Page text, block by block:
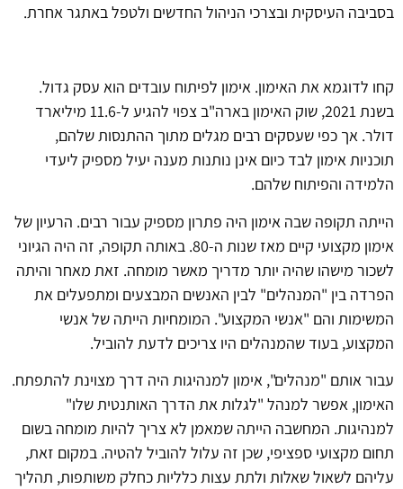
בסביבה העיסקית ובצרכי הניהול החדשים ולטפל באתגר אחרת.
קחו לדוגמא את האימון. אימון לפיתוח עובדים הוא עסק גדול.
בשנת 2021, שוק האימון בארה"ב צפוי להגיע ל-11.6 מיליארד
דולר. אך כפי שעסקים רבים מגלים מתוך ההתנסות שלהם,
תוכניות אימון לבד כיום אינן נותנות מענה יעיל מספיק ליעדי
הלמידה והפיתוח שלהם.
הייתה תקופה שבה אימון היה פתרון מספיק עבור רבים. הרעיון של
אימון מקצועי קיים מאז שנות ה-80. באותה תקופה, זה היה הגיוני
לשכור מישהו שהיה יותר מדריך מאשר מומחה. זאת מאחר והיתה
הפרדה בין "המנהלים" לבין האנשים המבצעים ומתפעלים את
המשימות והם "אנשי המקצוע". המומחיות הייתה של אנשי
המקצוע, בעוד שהמנהלים היו צריכים לדעת להוביל.
עבור אותם "מנהלים", אימון למנהיגות היה דרך מצוינת להתפתח.
האימון, אפשר למנהל "לגלות את הדרך האותנטית שלו"
למנהיגות. המחשבה הייתה שמאמן לא צריך להיות מומחה בשום
תחום מקצועי ספציפי, שכן זה עלול להוביל להטיה. במקום זאת,
עליהם לשאול שאלות ולתת עצות כלליות כחלק משותפות, תהליך